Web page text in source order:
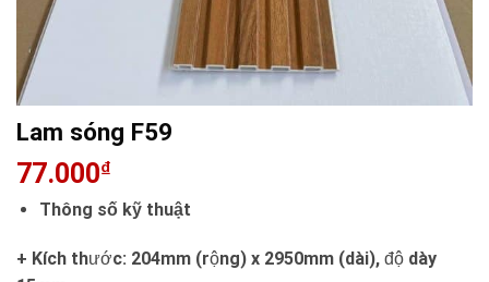
Lam sóng F59
77.000₫
Thông số kỹ thuật
+ Kích thước: 204mm (rộng) x 2950mm (dài), độ dày